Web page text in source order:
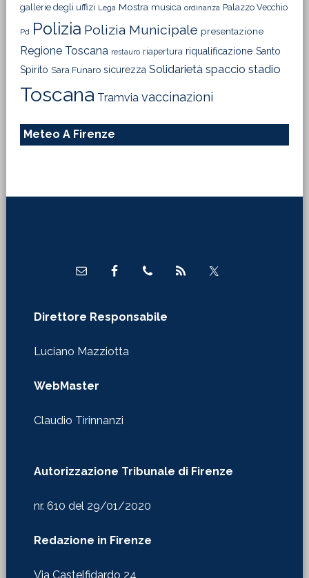
gallerie degli uffizi Lega Mostra musica ordinanza Palazzo Vecchio
Pd Polizia Polizia Municipale presentazione
Regione Toscana restauro riapertura riqualificazione Santo
Spirito Sara Funaro sicurezza Solidarietà spaccio stadio
Toscana Tramvia vaccinazioni
Meteo A Firenze
Direttore Responsabile
Luciano Mazziotta
WebMaster
Claudio Tirinnanzi
Autorizzazione Tribunale di Firenze
nr. 610 del 29/01/2020
Redazione in Firenze
Via Castelfidardo 24